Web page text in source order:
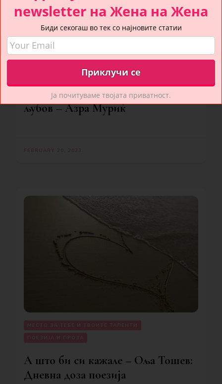
ПОЕЗИЈА И ПРОЗА
Дневна доза поезија: Барајќи
љубов – Азра Муриќ
А што би си кажале – Оља Тошев:
Дневна доза поезија
newsletter на Жена на Жена
Биди секогаш во тек со најновите статии
Ја почитуваме твојата приватност.